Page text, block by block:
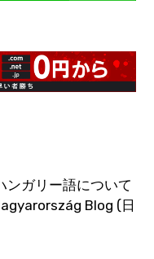
ガリー語について
Blog (日